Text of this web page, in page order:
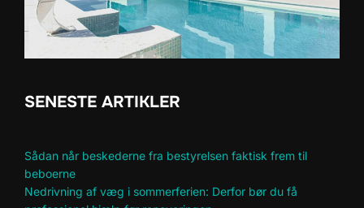
SENESTE ARTIKLER
Sådan når beskederne fra bestyrelsen faktisk frem til
beboerne
Nedrivning af væg i sommerferien: Derfor bør du få